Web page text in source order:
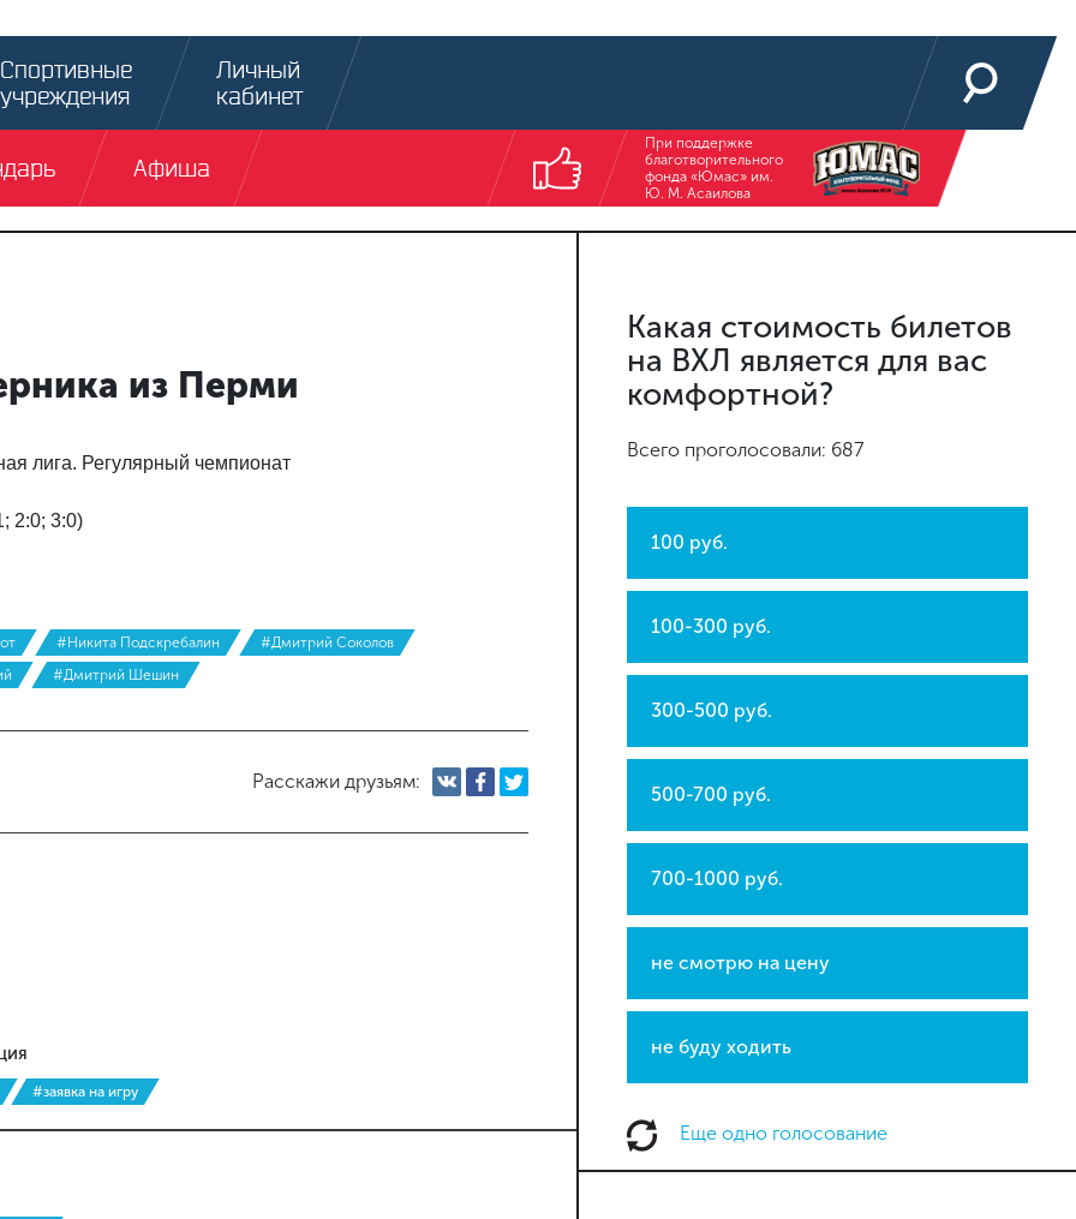
Спортивные
учреждения
Личный
кабинет
Афиша
При поддержке
благотворительного
фонда «Юмас» им.
Ю. М. Асаилова
из Перми
лига. Регулярный чемпионат
2:0; 3:0)
#Никита Подскребалин
#Дмитрий Соколов
#Дмитрий Шешин
Расскажи друзьям:
#заявка на игру
Какая стоимость билетов
на ВХЛ является для вас
комфортной?
Всего проголосовали: 687
100 руб.
100-300 руб.
300-500 руб.
500-700 руб.
700-1000 руб.
не смотрю на цену
не буду ходить
Еще одно голосование